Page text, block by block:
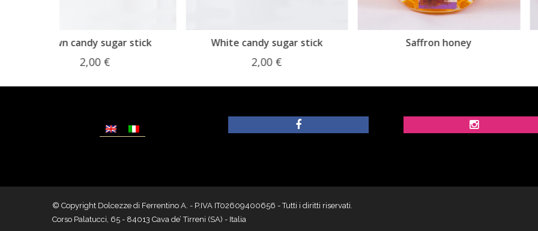
White candy sugar stick Saffron honey Chili honey
© Copyright Dolcezze di Ferrentino A. - P.IVA IT02609400656 - Tutti i diritti riservati.
Corso Palatucci, 65 - 84013 Cava de’ Tirreni (SA) - Italia